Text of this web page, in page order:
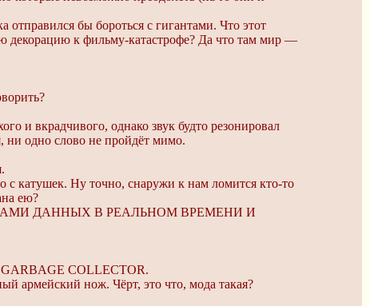
бы бороться с гигантами. Что этот
декорацию к фильму-катастрофе? Да что там мир —
и вкрадчивого, однако звук будто резонировал
ни одно слово не пройдёт мимо.
с катушек. Ну точно, снаружи к нам ломится кто-то
ею?
ДАННЫХ В РЕАЛЬНОМ ВРЕМЕНИ И
COLLECTOR.
армейский нож. Чёрт, это что, мода такая?